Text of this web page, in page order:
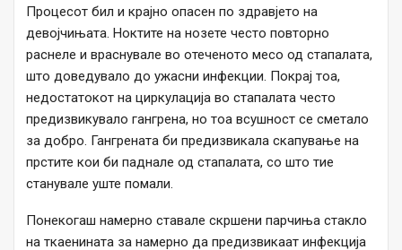
Процесот бил и крајно опасен по здравјето на
девојчињата. Ноктите на нозете често повторно
раснеле и враснувале во отеченото месо од стапалата,
што доведувало до ужасни инфекции. Покрај тоа,
недостатокот на циркулација во стапалата често
предизвикувало гангрена, но тоа всушност се сметало
за добро. Гангрената би предизвикала скапување на
прстите кои би паднале од стапалата, со што тие
станувале уште помали.
Понекогаш намерно ставале скршени парчиња стакло
на ткаенината за намерно да предизвикаат инфекција